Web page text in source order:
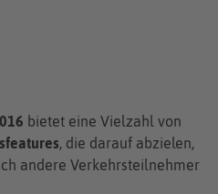
bietet eine Vielzahl von
, die darauf abzielen,
andere Verkehrsteilnehmer